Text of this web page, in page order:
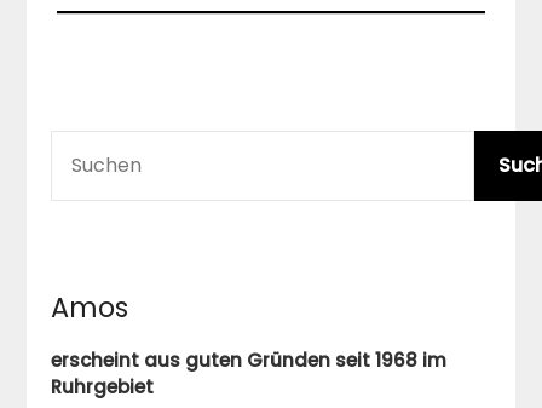
Amos
erscheint aus guten Gründen seit 1968 im
Ruhrgebiet